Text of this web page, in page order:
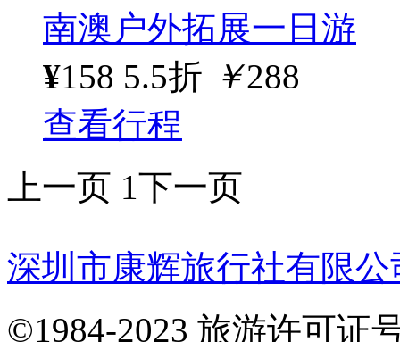
南澳户外拓展一日游
¥158 5.5折 ￥288
查看行程
上一页 1下一页
深圳市康辉旅行社有限
©1984-2023 旅游许可证